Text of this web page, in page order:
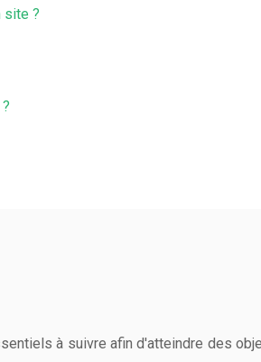
site ?
à suivre afin d'atteindre des